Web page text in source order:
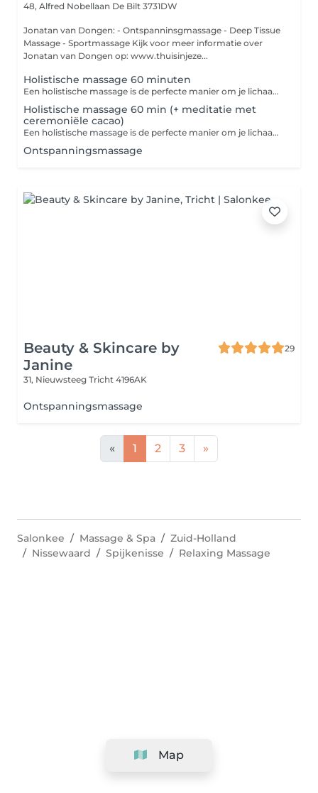
48, Alfred Nobellaan De Bilt 3731DW
Jonatan van Dongen: - Ontspanninsgmassage - Deep Tissue
Massage - Sportmassage Kijk voor meer informatie over
Jonatan van Dongen op: www.thuisinjeze...
Holistische massage 60 minuten
Een holistische massage is de perfecte manier om je lichaam en geest weer met elkaar in harmonie te brengen. Dit is een diepe, ontspannende en holistische behandeling die zowel fysieke als energetische uitwerking heeft. Na jouw behandeling is er een kwartier extra tijd voor een nabeschouwing.
Holistische massage 60 min (+ meditatie met
ceremoniële cacao)
Een holistische massage is de perfecte manier om je lichaam en geest weer met elkaar in harmonie te brengen. Dit is een diepe, ontspannende en holistische behandeling die zowel fysieke als energetische uitwerking heeft. Jouw sessie start met een begeleide meditatie met ceremoniële cacao, dat een licht stimulerende werking heeft. De cacao brengt je in contact met de hartstreek en kan emoties meer naar de oppervlakte brengen. Na jouw behandeling is er een kwartier extra tijd voor een nabeschouwing. Let op: het drinken van cacao is volledig op eigen verantwoordelijkheid. Wil je hier meer over weten? Neem dan van tevoren contact op.
Ontspanningsmassage
Beauty & Skincare by
Janine
29
31, Nieuwsteeg Tricht 4196AK
Ontspanningsmassage
« 1 2 3 »
Map
Salonkee Massage & Spa
Zuid-Holland
Nissewaard
Spijkenisse Relaxing Massage